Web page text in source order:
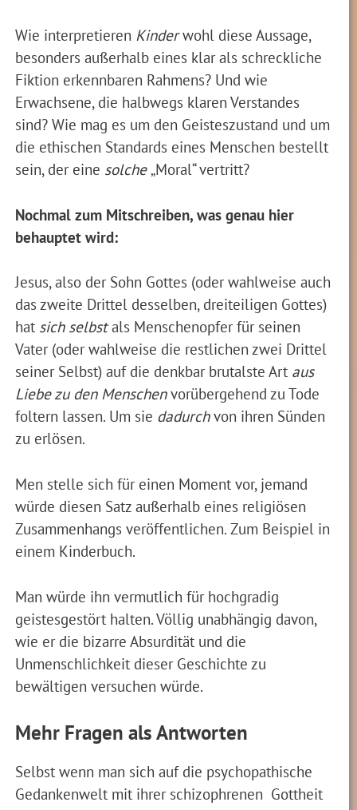
Wie interpretieren Kinderwohl diese Aussage,
besonders außerhalb eines klar als schreckliche
Fiktion erkennbaren Rahmens? Und wie
Erwachsene, die halbwegs klaren Verstandes
sind? Wie mag es um den Geisteszustand und um
die ethischen Standards eines Menschen bestellt
sein, der eine solche „Moral“ vertritt?
Nochmal zum Mitschreiben, was genau hier
behauptet wird:
Jesus, also der Sohn Gottes (oder wahlweise auch
das zweite Drittel desselben, dreiteiligen Gottes)
hat sich selbstals Menschenopfer für seinen
Vater (oder wahlweise die restlichen zwei Drittel
seiner Selbst) auf die denkbar brutalste Art aus
Liebe zu den Menschenvorübergehend zu Tode
foltern lassen. Um sie dadurchvon ihren Sünden
zu erlösen.
Men stelle sich für einen Moment vor, jemand
würde diesen Satz außerhalb eines religiösen
Zusammenhangs veröffentlichen. Zum Beispiel in
einem Kinderbuch.
Man würde ihn vermutlich für hochgradig
geistesgestört halten. Völlig unabhängig davon,
wie er die bizarre Absurdität und die
Unmenschlichkeit dieser Geschichte zu
bewältigen versuchen würde.
Mehr Fragen als Antworten
Selbst wenn man sich auf die psychopathische
Gedankenwelt mit ihrer schizophrenen Gottheit